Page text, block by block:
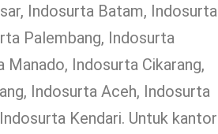
Indosurta Batam, Indosurta
Palembang, Indosurta
Manado, Indosurta Cikarang,
Indosurta Aceh, Indosurta
Kendari. Untuk kantor